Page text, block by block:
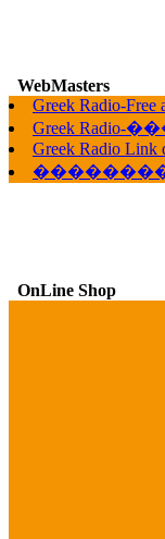
WebMasters
Greek Radio-Free
Greek
Greek Radio Link
OnLine Shop